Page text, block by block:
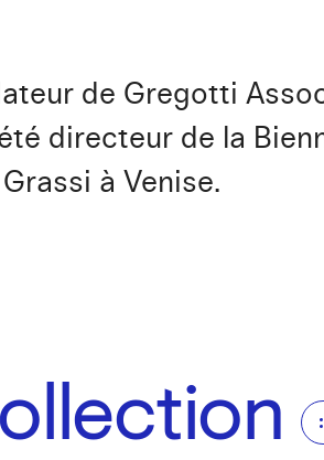
de Gregotti
directeur de la
à Venise.